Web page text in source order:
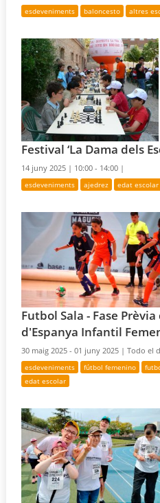
esdeveniments baloncesto altres
Festival ‘La Dama dels
14 juny 2025 | 10:00 - 14:00 |
esdeveniments ajedrez edat escolar
Futbol Sala - Fase
d'Espanya Infantil
30 maig 2025 - 01 juny 2025 |Todo el
esdeveniments fútbol femenino
edat escolar